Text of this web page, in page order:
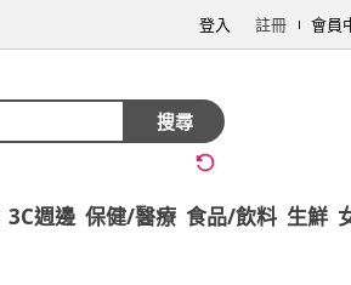
登入 註冊 會員
搜尋
3C週邊 保健/醫療 食品/飲料 生鮮